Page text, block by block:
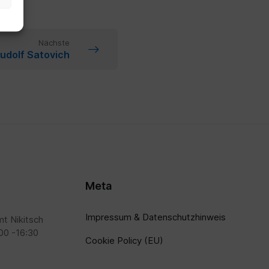
Nächste
Satovich
Nikitsch
-16:30
Meta
Impressum & Datenschutzhinweis
Cookie Policy (EU)